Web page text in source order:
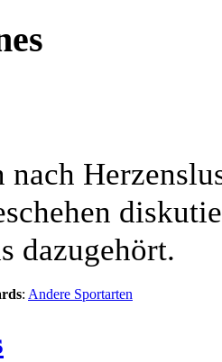
nach
dazugehört.
: Andere Sportarten